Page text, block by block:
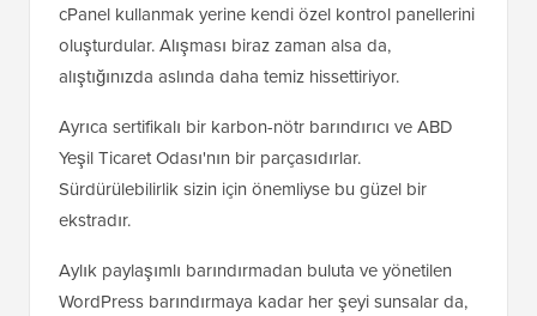
cPanel kullanmak yerine kendi özel kontrol panellerini
oluşturdular. Alışması biraz zaman alsa da,
alıştığınızda aslında daha temiz hissettiriyor.
Ayrıca sertifikalı bir karbon-nötr barındırıcı ve ABD
Yeşil Ticaret Odası'nın bir parçasıdırlar.
Sürdürülebilirlik sizin için önemliyse bu güzel bir
ekstradır.
Aylık paylaşımlı barındırmadan buluta ve yönetilen
WordPress barındırmaya kadar her şeyi sunsalar da,